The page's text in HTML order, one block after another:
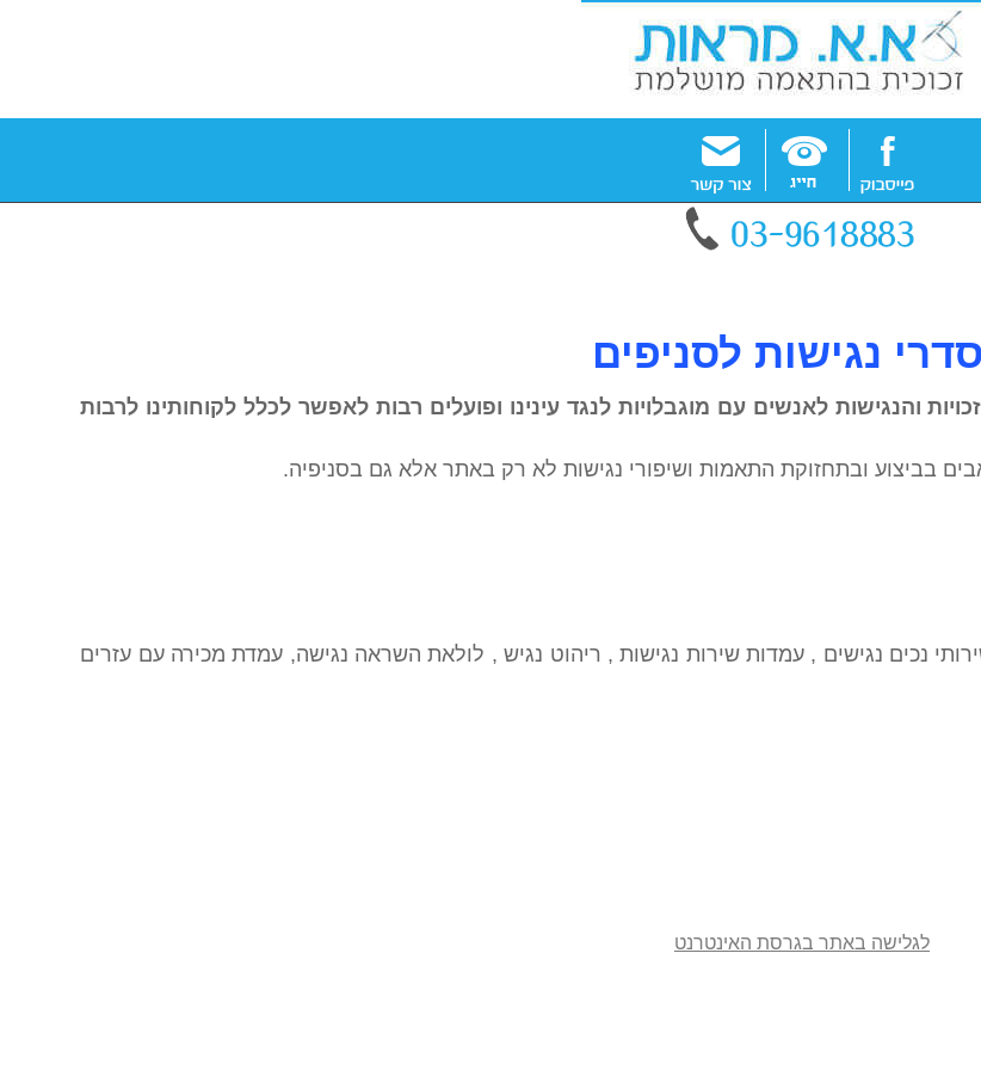
נגישות לסניפים
והנגישות לאנשים עם מוגבלויות לנגד עינינו ופועלים רבות לאפשר לכלל לקוחותינו לרבות
בביצוע ובתחזוקת התאמות ושיפורי נגישות לא רק באתר אלא גם בסניפיה.
נכים נגישים , עמדות שירות נגישות , ריהוט נגיש , לולאת השראה נגישה, עמדת מכירה עם עזרים
לגלישה באתר בגרסת האינטרנט